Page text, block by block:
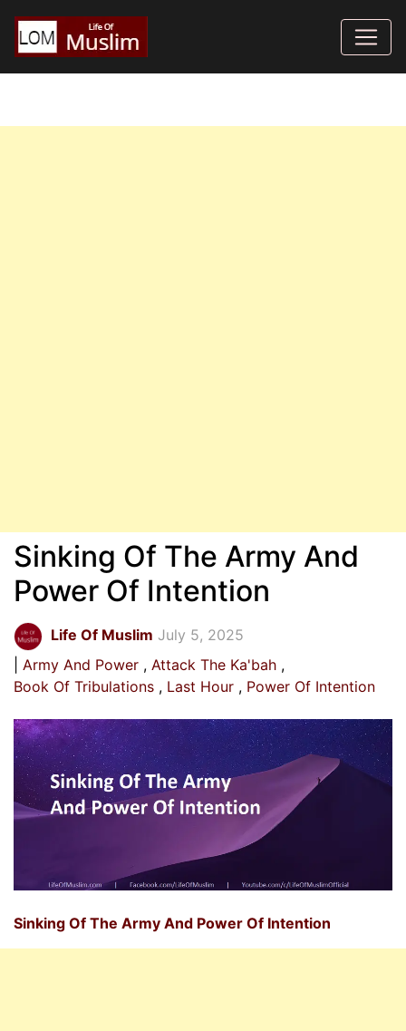
Sinking Of The Army And
Power Of Intention
Life Of Muslim July 5, 2025
Army And Power
Attack The Ka'bah
Book Of Tribulations
Last Hour Power Of Intention
Sinking Of The Army And Power Of Intention